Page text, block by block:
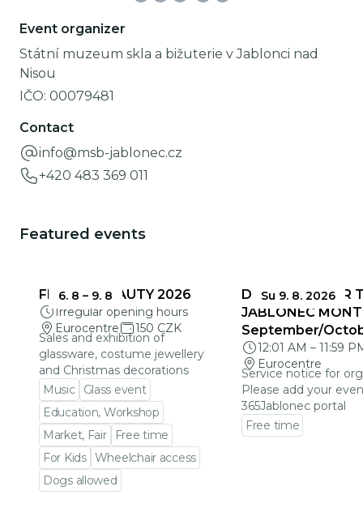
Event organizer
Státní muzeum skla a bižuterie v Jablonci nad
Nisou
IČO: 00079481
Contact
info@msb-jablonec.cz
+420 483 369 011
Featured events
6. 8 – 9. 8
FRAGILE BEAUTY 2026
Irregular opening hours
Eurocentre
150 CZK
Sales and exhibition of
glassware, costume jewellery
and Christmas decorations
Music
Glass event
Education, Workshop
Market, Fair
Free time
For Kids Wheelchair access
Dogs allowed
Su 9. 8. 2026
DEADLINES FOR
JABLONEC
September/
12:01 AM – 11:59
Eurocentre
Service notice for
Please add your
365Jablonec portal
Free time